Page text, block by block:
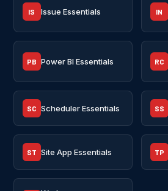
IS Issue Essentials IN
PB Power BI Essentials RC
SC Scheduler Essentials SS
ST Site App Essentials TP